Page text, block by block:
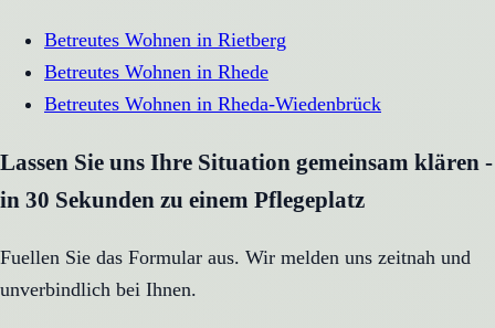
Betreutes Wohnen in Rietberg
Betreutes Wohnen in Rhede
Betreutes Wohnen in Rheda-Wiedenbrück
Lassen Sie uns Ihre Situation gemeinsam klären -
in 30 Sekunden zu einem Pflegeplatz
Fuellen Sie das Formular aus. Wir melden uns zeitnah und
unverbindlich bei Ihnen.